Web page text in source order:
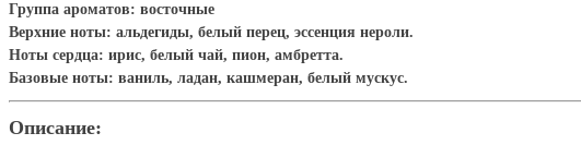
Группа ароматов: восточные
Верхние ноты: альдегиды, белый перец, эссенция нероли.
Ноты сердца: ирис, белый чай, пион, амбретта.
Базовые ноты: ваниль, ладан, кашмеран, белый мускус.
Описание: